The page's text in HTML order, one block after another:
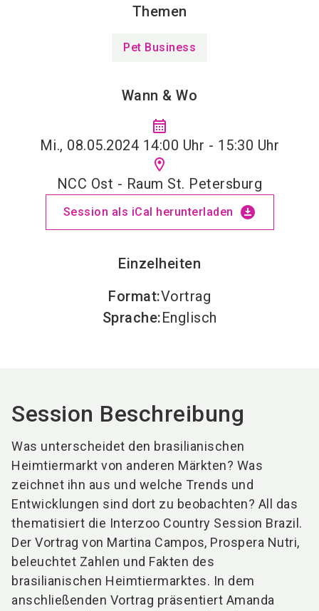
Themen
Pet Business
Wann & Wo
calendar_month
Mi., 08.05.2024 14:00 Uhr - 15:30 Uhr
location_on
NCC Ost - Raum St. Petersburg
Session als iCal herunterladen download_for_offline
Einzelheiten
Format:Vortrag
Sprache:Englisch
Session Beschreibung
Was unterscheidet den brasilianischen
Heimtiermarkt von anderen Märkten? Was
zeichnet ihn aus und welche Trends und
Entwicklungen sind dort zu beobachten? All das
thematisiert die Interzoo Country Session Brazil.
Der Vortrag von Martina Campos, Prospera Nutri,
beleuchtet Zahlen und Fakten des
brasilianischen Heimtiermarktes. In dem
anschließenden Vortrag präsentiert Amanda